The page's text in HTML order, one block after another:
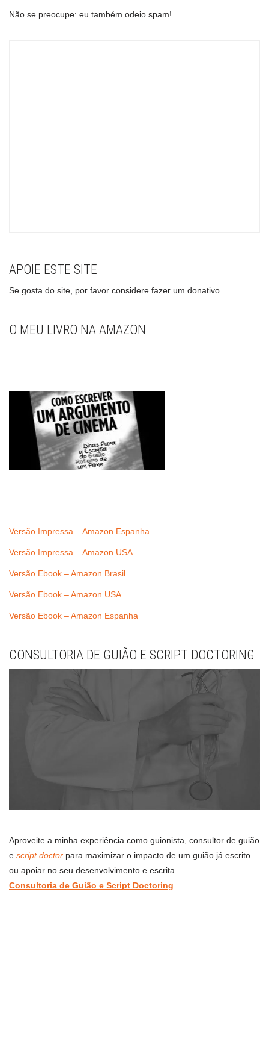
Não se preocupe: eu também odeio spam!
APOIE ESTE SITE
Se gosta do site, por favor considere fazer um donativo.
O MEU LIVRO NA AMAZON
Versão Impressa – Amazon Espanha
Versão Impressa – Amazon USA
Versão Ebook – Amazon Brasil
Versão Ebook – Amazon USA
Versão Ebook – Amazon Espanha
CONSULTORIA DE GUIÃO E SCRIPT DOCTORING
Aproveite a minha experiência como guionista, consultor de guião
e script doctor para maximizar o impacto de um guião já escrito
ou apoiar no seu desenvolvimento e escrita.
Consultoria de Guião e Script Doctoring